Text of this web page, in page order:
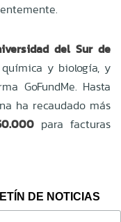
del Sur de
y biología, y
GoFundMe. Hasta
ha recaudado más
para facturas
DE NOTICIAS